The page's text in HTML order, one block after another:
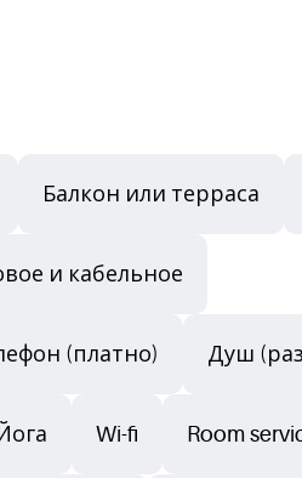
Балкон или терраса
и кабельное
(платно) Душ
Йога Wi-fi Room